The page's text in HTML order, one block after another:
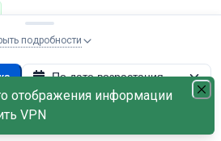
подробности
По дате возрастания
×
отображения информации
VPN